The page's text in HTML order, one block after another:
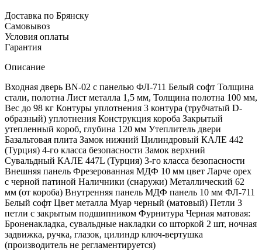
Доставка по Брянску
Самовывоз
Условия оплаты
Гарантия
Описание
Входная дверь BN-02 с панелью ФЛ-711 Белый софт Толщина
стали, полотна Лист металла 1,5 мм, Толщина полотна 100 мм,
Вес до 98 кг Контуры уплотнения 3 контура (трубчатый D-
образный) уплотнения Конструкция короба Закрытый
утепленный короб, глубина 120 мм Утеплитель двери
Базальтовая плита Замок нижний Цилиндровый КАЛЕ 442
(Турция) 4-го класса безопасности Замок верхний
Сувальдный КАЛЕ 447L (Турция) 3-го класса безопасности
Внешняя панель Фрезерованная МДФ 10 мм цвет Ларче орех
с черной патиной Наличники (снаружи) Металлический 62
мм (от короба) Внутренняя панель МДФ панель 10 мм ФЛ-711
Белый софт Цвет металла Муар черный (матовый) Петли 3
петли с закрытым подшипником Фурнитура Черная матовая:
Броненакладка, сувальдные накладки со шторкой 2 шт, ночная
задвижка, ручка, глазок, цилиндр ключ-вертушка
(производитель не регламентируется)